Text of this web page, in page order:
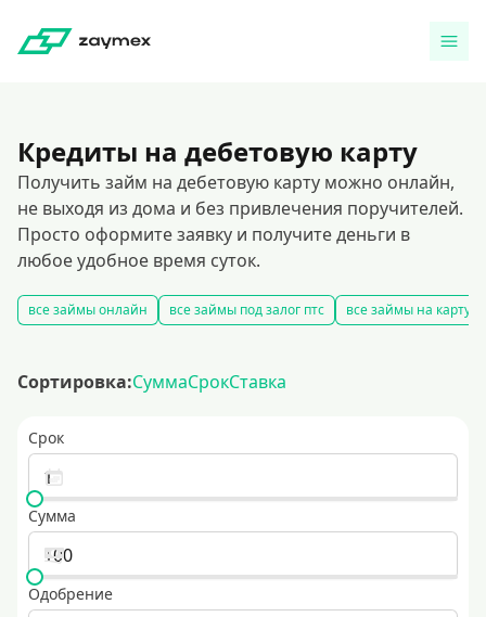
Кредиты на дебетовую карту
Получить займ на дебетовую карту можно онлайн,
не выходя из дома и без привлечения поручителей.
Просто оформите заявку и получите деньги в
любое удобное время суток.
все займы онлайн все займы под залог птс все займы на карту
Сортировка:СуммаСрокСтавка
Срок
Сумма
Одобрение